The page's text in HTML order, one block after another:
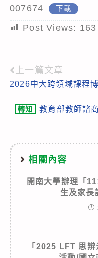
007674
下載
Post Views: 163
Read
more
articles
上一篇文章
2026中大跨領域課程
轉知
教育部教師諮
相關內容
開南大學辦理「
生及家長
「2025 LFT 思